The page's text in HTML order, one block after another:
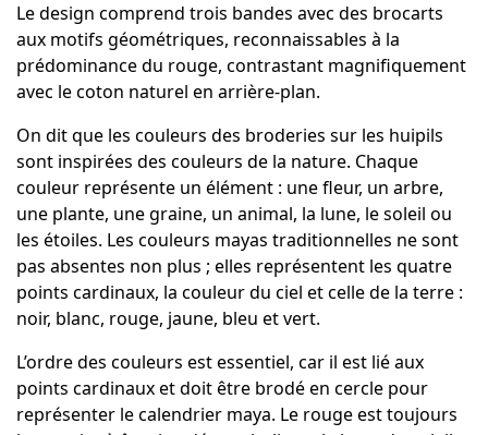
Le design comprend trois bandes avec des brocarts
aux motifs géométriques, reconnaissables à la
prédominance du rouge, contrastant magnifiquement
avec le coton naturel en arrière-plan.
On dit que les couleurs des broderies sur les huipils
sont inspirées des couleurs de la nature. Chaque
couleur représente un élément : une fleur, un arbre,
une plante, une graine, un animal, la lune, le soleil ou
les étoiles. Les couleurs mayas traditionnelles ne sont
pas absentes non plus ; elles représentent les quatre
points cardinaux, la couleur du ciel et celle de la terre :
noir, blanc, rouge, jaune, bleu et vert.
L’ordre des couleurs est essentiel, car il est lié aux
points cardinaux et doit être brodé en cercle pour
représenter le calendrier maya. Le rouge est toujours